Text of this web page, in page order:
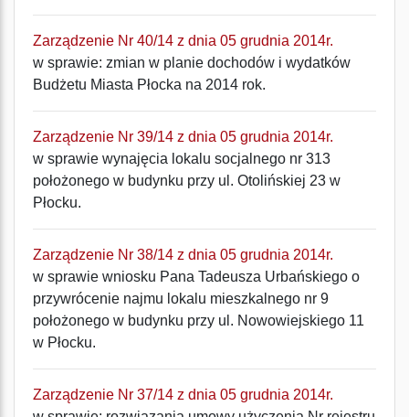
Zarządzenie Nr 40/14 z dnia 05 grudnia 2014r.
w sprawie: zmian w planie dochodów i wydatków
Budżetu Miasta Płocka na 2014 rok.
Zarządzenie Nr 39/14 z dnia 05 grudnia 2014r.
w sprawie wynajęcia lokalu socjalnego nr 313
położonego w budynku przy ul. Otolińskiej 23 w
Płocku.
Zarządzenie Nr 38/14 z dnia 05 grudnia 2014r.
w sprawie wniosku Pana Tadeusza Urbańskiego o
przywrócenie najmu lokalu mieszkalnego nr 9
położonego w budynku przy ul. Nowowiejskiego 11
w Płocku.
Zarządzenie Nr 37/14 z dnia 05 grudnia 2014r.